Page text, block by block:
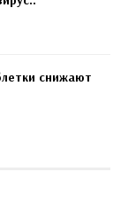
снижают